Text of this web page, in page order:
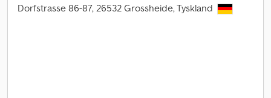
Dorfstrasse 86-87, 26532 Grossheide, Tyskland